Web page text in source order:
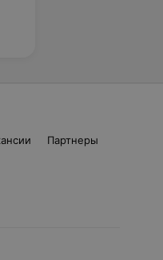
Партнеры